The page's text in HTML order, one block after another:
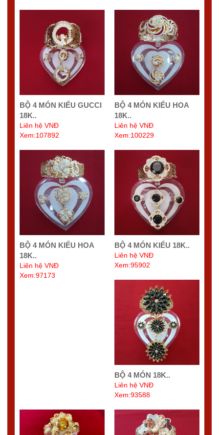
BỘ 4 MÓN KIỂU GUCCI
18K..
Liên hệ VNĐ
Xem:107892
BỘ 4 MÓN KIỂU HOA
18K..
Liên hệ VNĐ
Xem:100229
BỘ 4 MÓN KIỂU HOA
18K..
Liên hệ VNĐ
Xem:97173
BỘ 4 MÓN KIỂU 18K..
Liên hệ VNĐ
Xem:95902
BỘ 4 MÓN 18K..
Liên hệ VNĐ
Xem:93588